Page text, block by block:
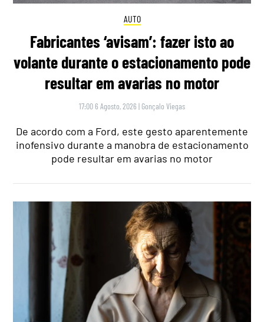
AUTO
Fabricantes ‘avisam’: fazer isto ao
volante durante o estacionamento pode
resultar em avarias no motor
17:00 6 Agosto, 2026 | Gonçalo Viegas
De acordo com a Ford, este gesto aparentemente
inofensivo durante a manobra de estacionamento
pode resultar em avarias no motor